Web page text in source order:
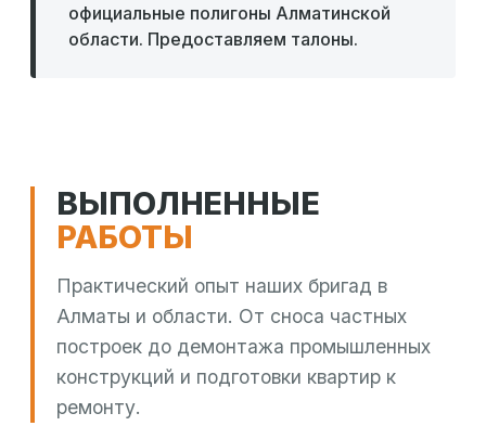
официальные полигоны Алматинской
области. Предоставляем талоны.
ВЫПОЛНЕННЫЕ
РАБОТЫ
Практический опыт наших бригад в
Алматы и области. От сноса частных
построек до демонтажа промышленных
конструкций и подготовки квартир к
ремонту.